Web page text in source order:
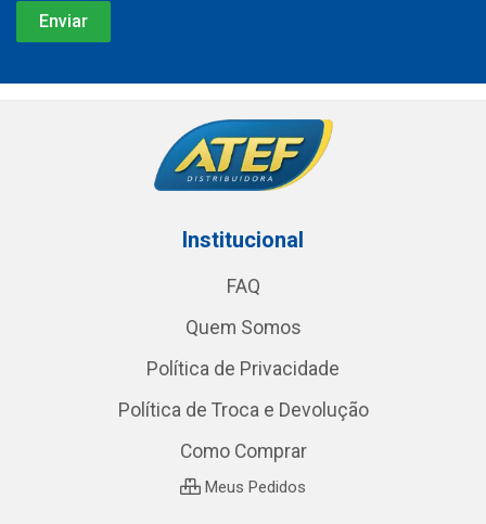
Institucional
FAQ
Quem Somos
Política de Privacidade
Política de Troca e Devolução
Como Comprar
Meus Pedidos